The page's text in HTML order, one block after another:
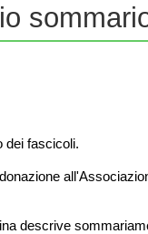
dei fascicoli.
descrive